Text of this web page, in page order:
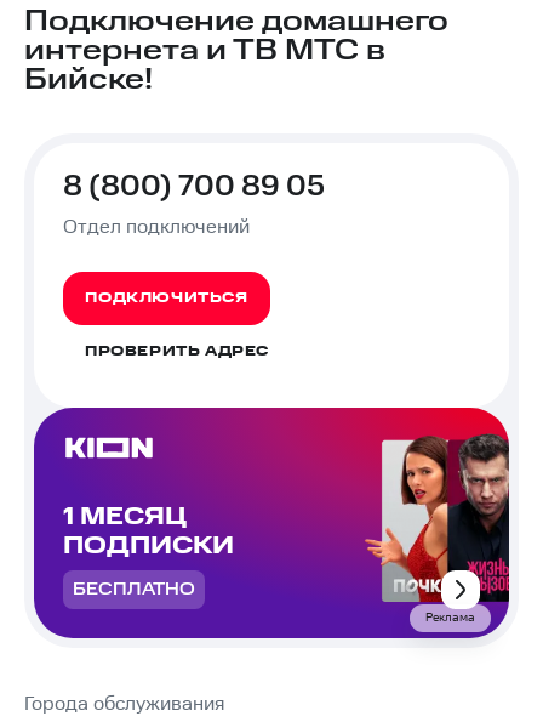
Подключение домашнего
интернета и ТВ МТС в
Бийске!
8 (800) 700 89 05
Отдел подключений
ПОДКЛЮЧИТЬСЯ
ПРОВЕРИТЬ АДРЕС
1 МЕСЯЦ
ПОДПИСКИ
БЕСПЛАТНО
Реклама
Города обслуживания